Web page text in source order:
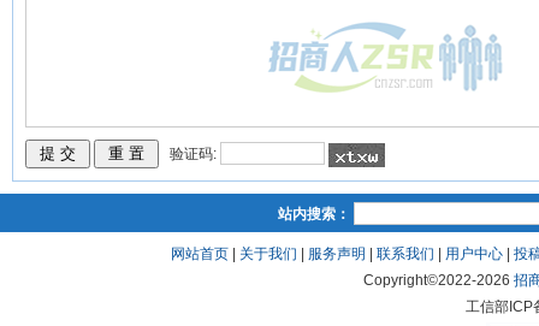
验证码:
站内搜索：
网站首页 关于我们 服务声明 联系我们 用户中心
投
Copyright©2022-2026招
工信部ICP